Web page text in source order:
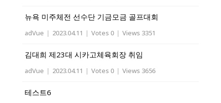
뉴욕 미주체전 선수단 기금모금 골프대회
adVue | 2023.04.11 | Votes 0 | Views 3351
김대희 제23대 시카고체육회장 취임
adVue | 2023.04.11 | Votes 0 | Views 3656
테스트6